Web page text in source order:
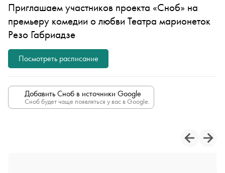
Приглашаем участников проекта «Сноб» на
премьеру комедии о любви Театра марионеток
Резо Габриадзе
Посмотреть расписание
Добавить Сноб в источники Google
Сноб будет чаще появляться у вас в Google.